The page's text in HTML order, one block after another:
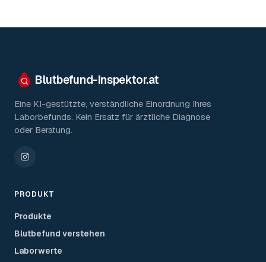
Blutbefund-Inspektor.at
Eine KI-gestützte, verständliche Einordnung Ihres
Laborbefunds. Kein Ersatz für ärztliche Diagnose
oder Beratung.
PRODUKT
Produkte
Blutbefund verstehen
Laborwerte